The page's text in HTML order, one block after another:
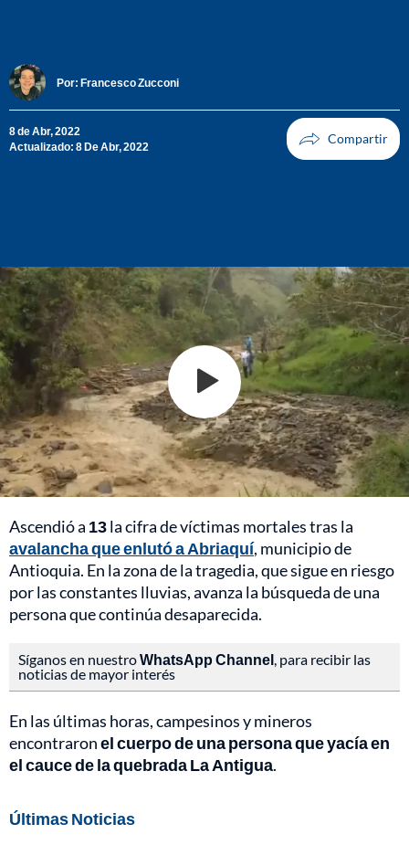
Por: Francesco Zucconi
8 de Abr, 2022
Actualizado: 8 De Abr, 2022
Ascendió a 13la cifra de víctimas mortales tras la
avalancha que enlutó a Abriaquí, municipio de
Antioquia. En la zona de la tragedia, que sigue en riesgo
por las constantes lluvias, avanza la búsqueda de una
persona que continúa desaparecida.
Síganos en nuestroWhatsApp Channel , para recibir las
noticias de mayor interés
En las últimas horas, campesinos y mineros
encontraronel cuerpo de una persona que yacía en
el cauce de la quebrada La Antigua.
Últimas Noticias